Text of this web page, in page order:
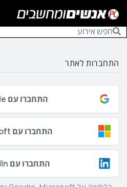
התחברות לאתר
התחברו עם Google
התחברו עם Microsoft
התחברו עם LinkedIn